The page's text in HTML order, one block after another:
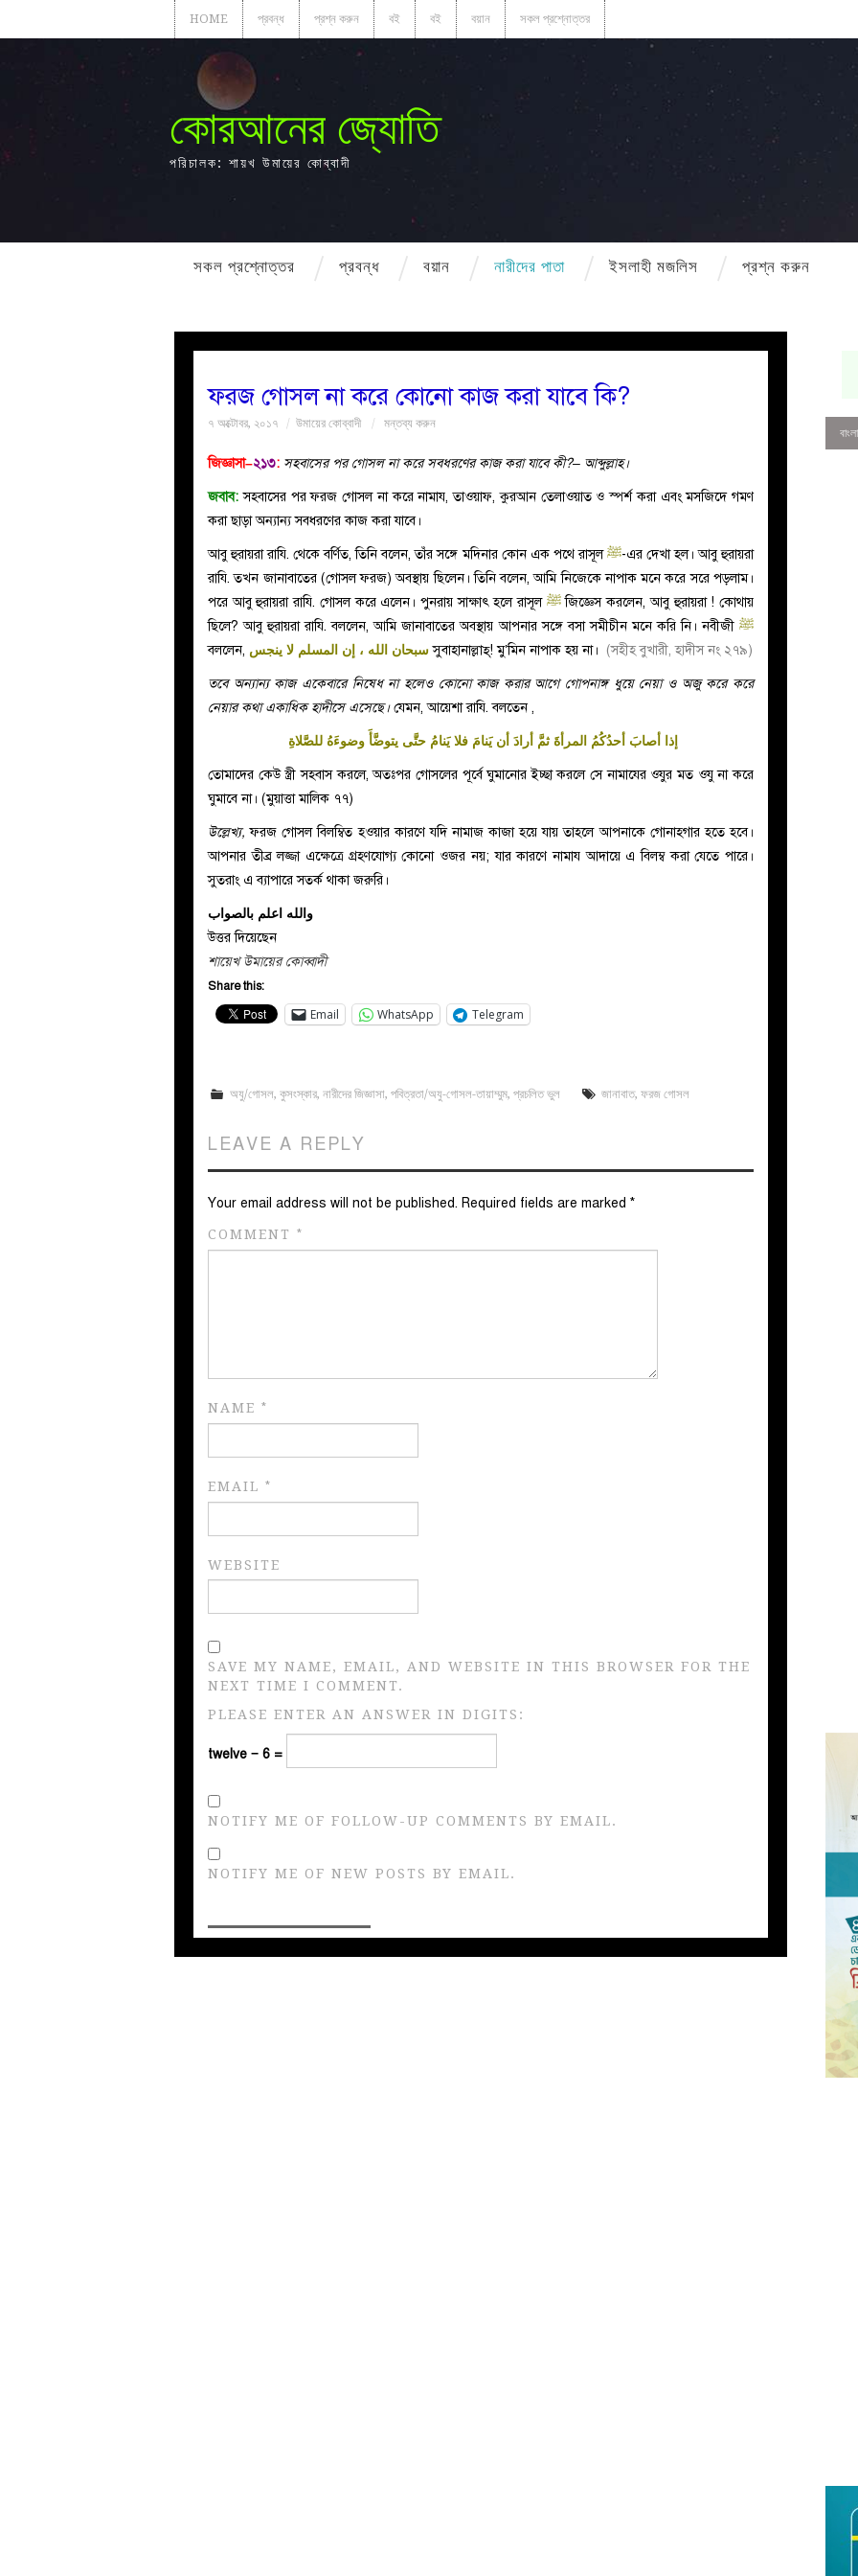
HOME প্রবন্ধ প্রশ্ন করুন বই বই বয়ান সকল প্রশ্নোত্তর
কোরআনের জ্যোতি
পরিচালক: শায়খ উমায়ের কোব্বাদী
সকল প্রশ্নোত্তর প্রবন্ধ বয়ান নারীদের পাতা ইসলাহী মজলিস প্রশ্ন করুন
ফরজ গোসল না করে কোনো কাজ করা যাবে কি?
৭ অক্টোবর, ২০১৭ উমায়ের কোব্বাদী মন্তব্য করুন
জিজ্ঞাসা–২১৩: সহবাসের পর গোসল না করে সবধরণের কাজ করা যাবে কী?– আব্দুল্লাহ।
জবাব: সহবাসের পর ফরজ গোসল না করে নামায, তাওয়াফ, কুরআন তেলাওয়াত ও স্পর্শ করা এবং মসজিদে গমণ
করা ছাড়া অন্যান্য সবধরণের কাজ করা যাবে।
আবু হুরায়রা রাযি. থেকে বর্ণিত, তিনি বলেন, তাঁর সঙ্গে মদিনার কোন এক পথে রাসূলﷺ-এর দেখা হল। আবু হুরায়রা
রাযি. তখন জানাবাতের (গোসল ফরজ) অবস্থায় ছিলেন। তিনি বলেন, আমি নিজেকে নাপাক মনে করে সরে পড়লাম।
পরে আবু হুরায়রা রাযি. গোসল করে এলেন। পুনরায় সাক্ষাৎ হলে রাসূল ﷺজিজ্ঞেস করলেন, আবু হুরায়রা ! কোথায়
ছিলে? আবু হুরায়রা রাযি. বললেন, আমি জানাবাতের অবস্থায় আপনার সঙ্গে বসা সমীচীন মনে করি নি। নবীজী ﷺ
বললেন,
سبحان الله ، إن المسلم لا ينجس সুবাহানাল্লাহ্! মু’মিন নাপাক হয় না। (সহীহ বুখারী, হাদীস নং ২৭৯)
তবে অন্যান্যকাজ একেবারে নিষেধ না হলেও কোনো কাজ করার আগে গোপনাঙ্গ ধুয়ে নেয়া ও অজু করে করে
নেয়ার কথা একাধিক হাদীসে এসেছে।যেমন, আয়েশারাযি. বলতেন ,
إذا أصابَ أحدُكُمُ المرأةَ ثمَّ أرادَ أن يَنامَ فلا يَنامُ حتَّى يتوضَّأَ وضوءَهُ للصَّلاةِ
তোমাদের কেউ স্ত্রী সহবাস করলে, অতঃপর গোসলের পূর্বে ঘুমানোর ইচ্ছা করলে সে নামাযের ওযুর মত ওযু না করে
ঘুমাবে না। (মুয়াত্তা মালিক ৭৭)
উল্লেখ্য, ফরজ গোসল বিলম্বিত হওয়ার কারণে যদি নামাজ কাজা হয়ে যায় তাহলে আপনাকে গোনাহগার হতে হবে।
আপনার তীব্র লজ্জা এক্ষেত্রে গ্রহণযোগ্য কোনো ওজর নয়; যার কারণে নামায আদায়ে এ বিলম্ব করা যেতে পারে।
সুতরাং এ ব্যাপারে সতর্ক থাকা জরুরি।
والله اعلم بالصواب
উত্তর দিয়েছেন
শায়েখ উমায়ের কোব্বাদী
Share this:
Email WhatsApp Telegram
অযু/গোসল,কুসংস্কার,নারীদের জিজ্ঞাসা,পবিত্রতা/অযু-গোসল-তায়াম্মুম,প্রচলিত ভুল জানাবাত,ফরজ গোসল
LEAVE A REPLY
Your email address will not be published. Required fields are marked *
COMMENT *
NAME *
EMAIL *
WEBSITE
SAVE MY NAME, EMAIL, AND WEBSITE IN THIS BROWSER FOR THE
NEXT TIME I COMMENT.
PLEASE ENTER AN ANSWER IN DIGITS:
twelve − 6 =
NOTIFY ME OF FOLLOW-UP COMMENTS BY EMAIL.
NOTIFY ME OF NEW POSTS BY EMAIL.